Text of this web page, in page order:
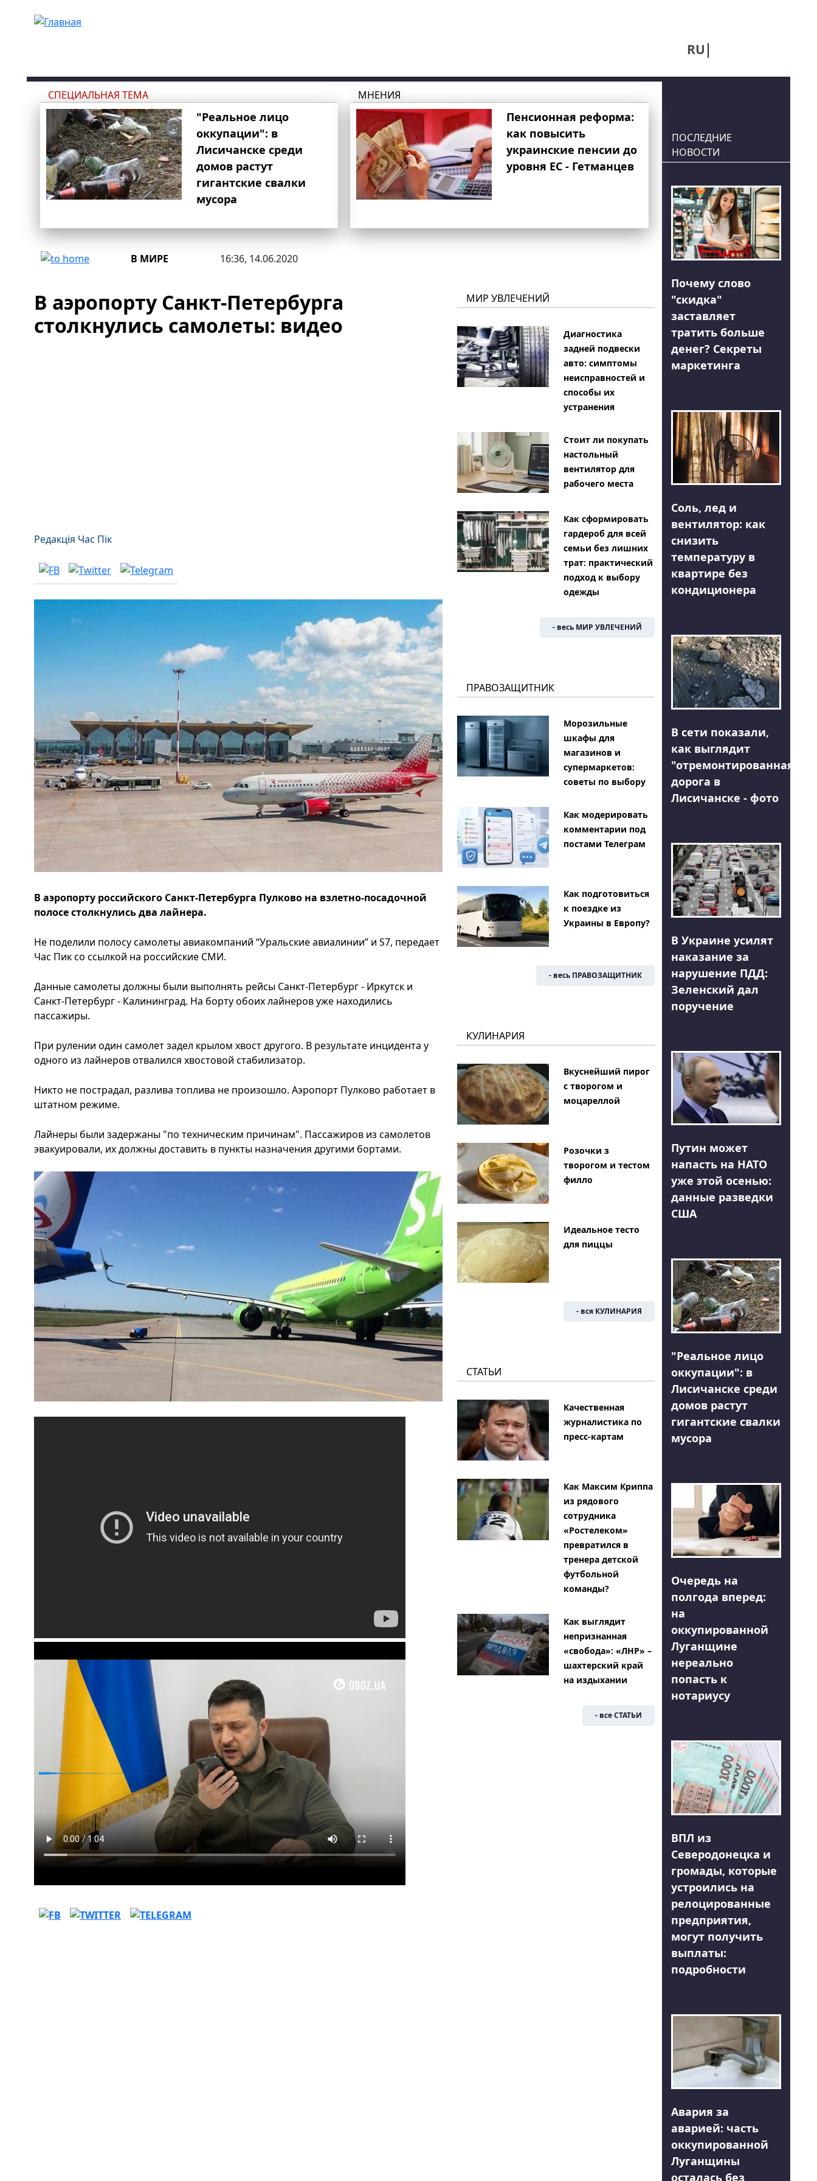
RU
СПЕЦИАЛЬНАЯ ТЕМА
"Реальное лицо
оккупации": в
Лисичанске среди
домов растут
гигантские свалки
мусора
МНЕНИЯ
Пенсионная реформа:
как повысить
украинские пенсии до
уровня ЕС - Гетманцев
В МИРЕ 16:36, 14.06.2020
В аэропорту Санкт-Петербурга
столкнулись самолеты: видео
Редакція Час Пік
В аэропорту российского Санкт-Петербурга Пулково на взлетно-посадочной
полосе столкнулись два лайнера.
Не поделили полосу самолеты авиакомпаний “Уральские авиалинии” и S7, передает
Час Пик со ссылкой на российские СМИ.
Данные самолеты должны были выполнять рейсы Санкт-Петербург - Иркутск и
Санкт-Петербург - Калининград. На борту обоих лайнеров уже находились
пассажиры.
При рулении один самолет задел крылом хвост другого. В результате инцидента у
одного из лайнеров отвалился хвостовой стабилизатор.
Никто не пострадал, разлива топлива не произошло. Аэропорт Пулково работает в
штатном режиме.
Лайнеры были задержаны "по техническим причинам". Пассажиров из самолетов
эвакуировали, их должны доставить в пункты назначения другими бортами.
МИР УВЛЕЧЕНИЙ
Диагностика
задней подвески
авто: симптомы
неисправностей и
способы их
устранения
Стоит ли покупать
настольный
вентилятор для
рабочего места
Как сформировать
гардероб для всей
семьи без лишних
трат: практический
подход к выбору
одежды
- весь МИР УВЛЕЧЕНИЙ
ПРАВОЗАЩИТНИК
Морозильные
шкафы для
магазинов и
супермаркетов:
советы по выбору
Как модерировать
комментарии под
постами Телеграм
Как подготовиться
к поездке из
Украины в Европу?
- весь ПРАВОЗАЩИТНИК
КУЛИНАРИЯ
Вкуснейший пирог
с творогом и
моцареллой
Розочки з
творогом и тестом
филло
Идеальное тесто
для пиццы
- вся КУЛИНАРИЯ
СТАТЬИ
Качественная
журналистика по
пресс-картам
Как Максим Криппа
из рядового
сотрудника
«Ростелеком»
превратился в
тренера детской
футбольной
команды?
Как выглядит
непризнанная
«свобода»: «ЛНР» –
шахтерский край
на издыхании
- все СТАТЬИ
ПОСЛЕДНИЕ
НОВОСТИ
Почему слово
"скидка"
заставляет
тратить больше
денег? Секреты
маркетинга
Соль, лед и
вентилятор: как
снизить
температуру в
квартире без
кондиционера
В сети показали,
как выглядит
"отремонтированная"
дорога в
Лисичанске - фото
В Украине усилят
наказание за
нарушение ПДД:
Зеленский дал
поручение
Путин может
напасть на НАТО
уже этой осенью:
данные разведки
США
"Реальное лицо
оккупации": в
Лисичанске среди
домов растут
гигантские свалки
мусора
Очередь на
полгода вперед:
на
оккупированной
Луганщине
нереально
попасть к
нотариусу
ВПЛ из
Северодонецка и
громады, которые
устроились на
релоцированные
предприятия,
могут получить
выплаты:
подробности
Авария за
аварией: часть
оккупированной
Луганщины
осталась без